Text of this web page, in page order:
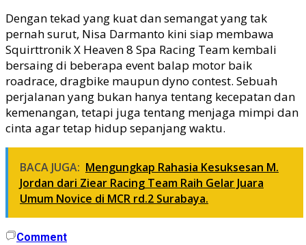
Dengan tekad yang kuat dan semangat yang tak
pernah surut, Nisa Darmanto kini siap membawa
Squirttronik X Heaven 8 Spa Racing Team kembali
bersaing di beberapa event balap motor baik
roadrace, dragbike maupun dyno contest. Sebuah
perjalanan yang bukan hanya tentang kecepatan dan
kemenangan, tetapi juga tentang menjaga mimpi dan
cinta agar tetap hidup sepanjang waktu.
BACA JUGA: Mengungkap Rahasia Kesuksesan M.
Jordan dari Ziear Racing Team Raih Gelar Juara
Umum Novice di MCR rd.2 Surabaya.
Comment